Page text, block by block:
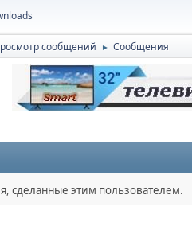
сообщений ► Сообщения
сделанные этим пользователем.